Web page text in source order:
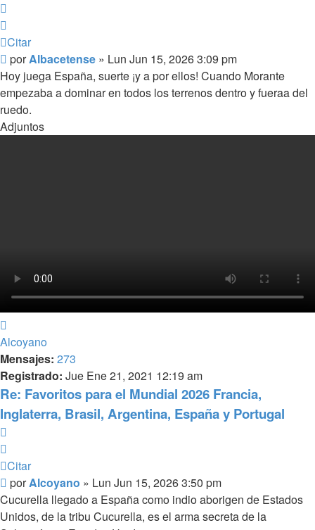
Citar
Mensaje
porAlbacetense » Lun Jun 15, 2026 3:09 pm
Hoy juega España, suerte ¡y a por ellos! Cuando Morante
empezaba a dominar en todos los terrenos dentro y fueraa del
ruedo.
Adjuntos
Alcoyano
Mensajes: 273
Registrado: Jue Ene 21, 2021 12:19 am
Re: Favoritos para el Mundial 2026 Francia,
Inglaterra, Brasil, Argentina, España y Portugal
Citar
Mensaje
porAlcoyano » Lun Jun 15, 2026 3:50 pm
Cucurella llegado a España como indio aborigen de Estados
Unidos, de la tribu Cucurella, es el arma secreta de la